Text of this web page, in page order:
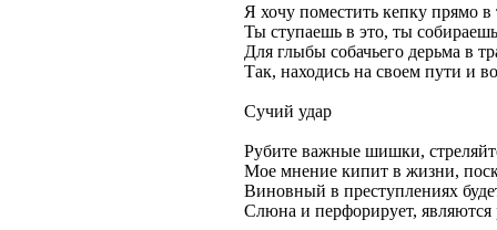
Я хочу поместить кепку прямо
Ты ступаешь в это, ты
Для глыбы собачьего дерьма в
Так, находись на своем пути и
Сучий удар
Рубите важные шишки,
Мое мнение кипит в жизни,
Виновный в преступлениях
Слюна и перфорирует, являются